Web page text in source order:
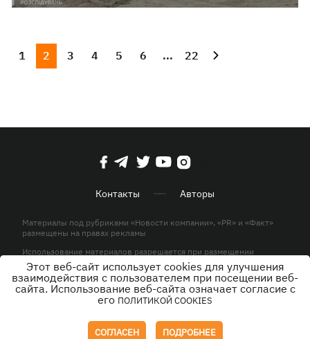
1 2 3 4 5 6 ... 22
Контакты Авторы
Материалы под рубриками «Новости компании», «PR» и «Факт»
размещены на правах рекламы
Использование материалов разрешается при размещении
активной гиперссылки на KP.UA в первом абзаце.
© ООО «ЮЛАВ МЕДИА»,2026. Все права защищены.
Этот веб-сайт использует cookies для улучшения
взаимодействия с пользователем при посещении веб-
сайта. Использование веб-сайта означает согласие с
его ПОЛИТИКОЙ COOKIES
СОГЛАСЕН ПОДРОБНЕЕ